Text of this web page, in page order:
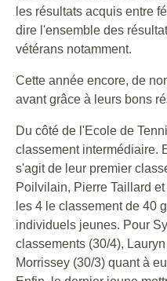
les résultats acquis entre
dire l'ensemble des
vétérans notamment.
Cette année encore, de
avant grâce à leurs bons
Du côté de l'Ecole de
classement intermédiaire.
s'agit de leur premier
Poilvilain, Pierre Taillard
les 4 le classement de 40
individuels jeunes. Pour
classements (30/4),
Morrissey (30/3) quant à